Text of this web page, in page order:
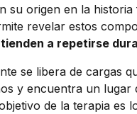
su origen en la
revelar estos
a repetirse
se libera de cargas
y encuentra un lugar
de la terapia es